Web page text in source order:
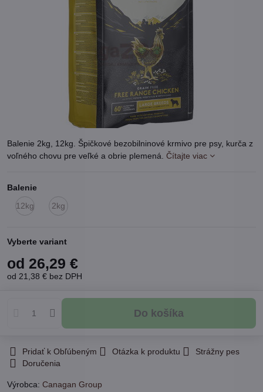
Balenie 2kg, 12kg. Špičkové bezobilninové krmivo pre psy, kurča z
voľného chovu pre veľké a obrie plemená. Čítajte viac
Balenie
12kg
sklade
2kg
Vyberte variant
od 26,29 €
od 21,38 € bez DPH
Do košíka
Pridať k Obľúbeným Otázka k produktu
Strážny pes
Doručenia
Výrobca: Canagan Group